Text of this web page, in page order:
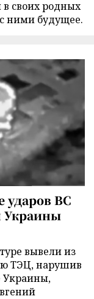
в своих родных
ними будущее.
ударов ВС
Украины
вывели из
ТЭЦ, нарушив
Украины,